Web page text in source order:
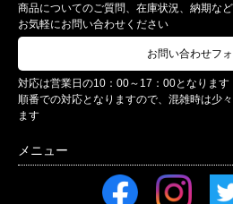
商品についてのご質問、在庫状況、納期な
お気軽にお問い合わせください
お問い合わせフ
対応は営業日の10：00～17：00となります
順番での対応となりますので、混雑時は少
ます